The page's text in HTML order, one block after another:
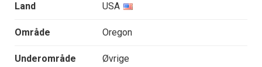
Land USA
Område Oregon
Underområde Øvrige